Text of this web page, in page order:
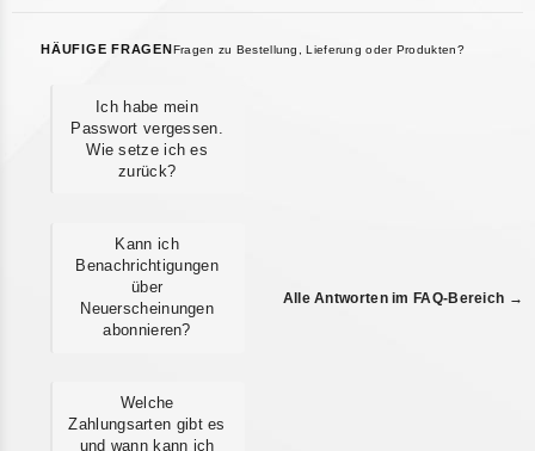
HÄUFIGE FRAGEN Fragen zu Bestellung, Lieferung oder Produkten?
Ich habe mein
Passwort vergessen.
Wie setze ich es
zurück?
Kann ich
Benachrichtigungen
über
Neuerscheinungen
abonnieren?
Welche
Zahlungsarten gibt es
und wann kann ich
Alle Antworten im FAQ-Bereich →